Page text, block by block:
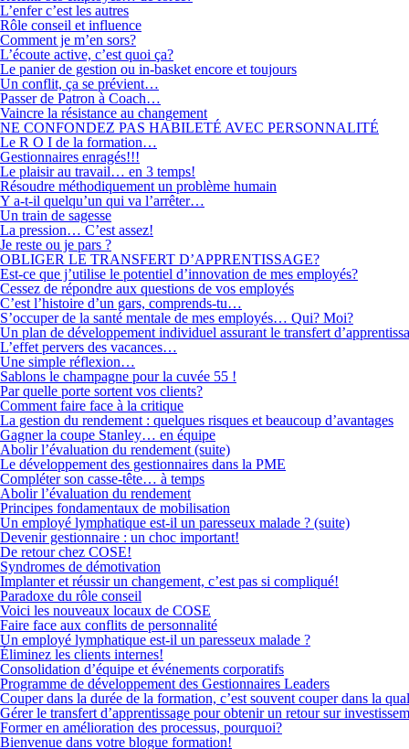
L’enfer c’est les autres
Rôle conseil et influence
Comment je m’en sors?
L’écoute active, c’est quoi ça?
Le panier de gestion ou in-basket encore et toujours
Un conflit, ça se prévient…
Passer de Patron à Coach…
Vaincre la résistance au changement
NE CONFONDEZ PAS HABILETÉ AVEC PERSONNALITÉ
Le R O I de la formation…
Gestionnaires enragés!!!
Le plaisir au travail… en 3 temps!
Résoudre méthodiquement un problème humain
Y a-t-il quelqu’un qui va l’arrêter…
Un train de sagesse
La pression… C’est assez!
Je reste ou je pars ?
OBLIGER LE TRANSFERT D’APPRENTISSAGE?
Est-ce que j’utilise le potentiel d’innovation de mes employés?
Cessez de répondre aux questions de vos employés
C’est l’histoire d’un gars, comprends-tu…
S’occuper de la santé mentale de mes employés… Qui? Moi?
Un plan de développement individuel assurant le transfert
L’effet pervers des vacances…
Une simple réflexion…
Sablons le champagne pour la cuvée 55 !
Par quelle porte sortent vos clients?
Comment faire face à la critique
La gestion du rendement : quelques risques et beaucoup d’avantages
Gagner la coupe Stanley… en équipe
Abolir l’évaluation du rendement (suite)
Le développement des gestionnaires dans la PME
Compléter son casse-tête… à temps
Abolir l’évaluation du rendement
Principes fondamentaux de mobilisation
Un employé lymphatique est-il un paresseux malade ? (suite)
Devenir gestionnaire : un choc important!
De retour chez COSE!
Syndromes de démotivation
Implanter et réussir un changement, c’est pas si compliqué!
Paradoxe du rôle conseil
Voici les nouveaux locaux de COSE
Faire face aux conflits de personnalité
Un employé lymphatique est-il un paresseux malade ?
Éliminez les clients internes!
Consolidation d’équipe et événements corporatifs
Programme de développement des Gestionnaires Leaders
Couper dans la durée de la formation, c’est souvent couper dans la
Gérer le transfert d’apprentissage pour obtenir un retour sur
Former en amélioration des processus, pourquoi?
Bienvenue dans votre blogue formation!